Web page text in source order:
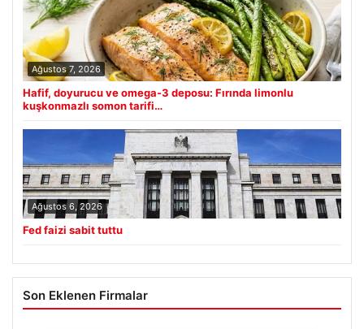
Ağustos 7, 2026
Hafif, doyurucu ve omega-3 deposu: Fırında limonlu
kuşkonmazlı somon tarifi…
Ağustos 6, 2026
Fed faizi sabit tuttu
Son Eklenen Firmalar